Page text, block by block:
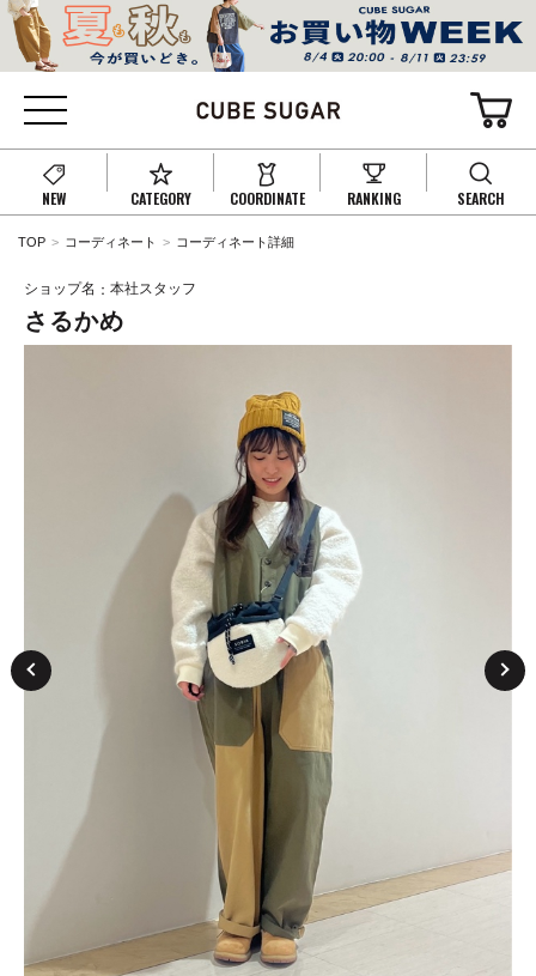
NEW CATEGORY COORDINATE RANKING SEARCH
TOP コーディネート コーディネート詳細
ショップ名 本社スタッフ
さるかめ